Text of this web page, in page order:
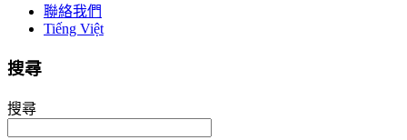
聯絡我們
Tiếng Việt
搜尋
搜尋